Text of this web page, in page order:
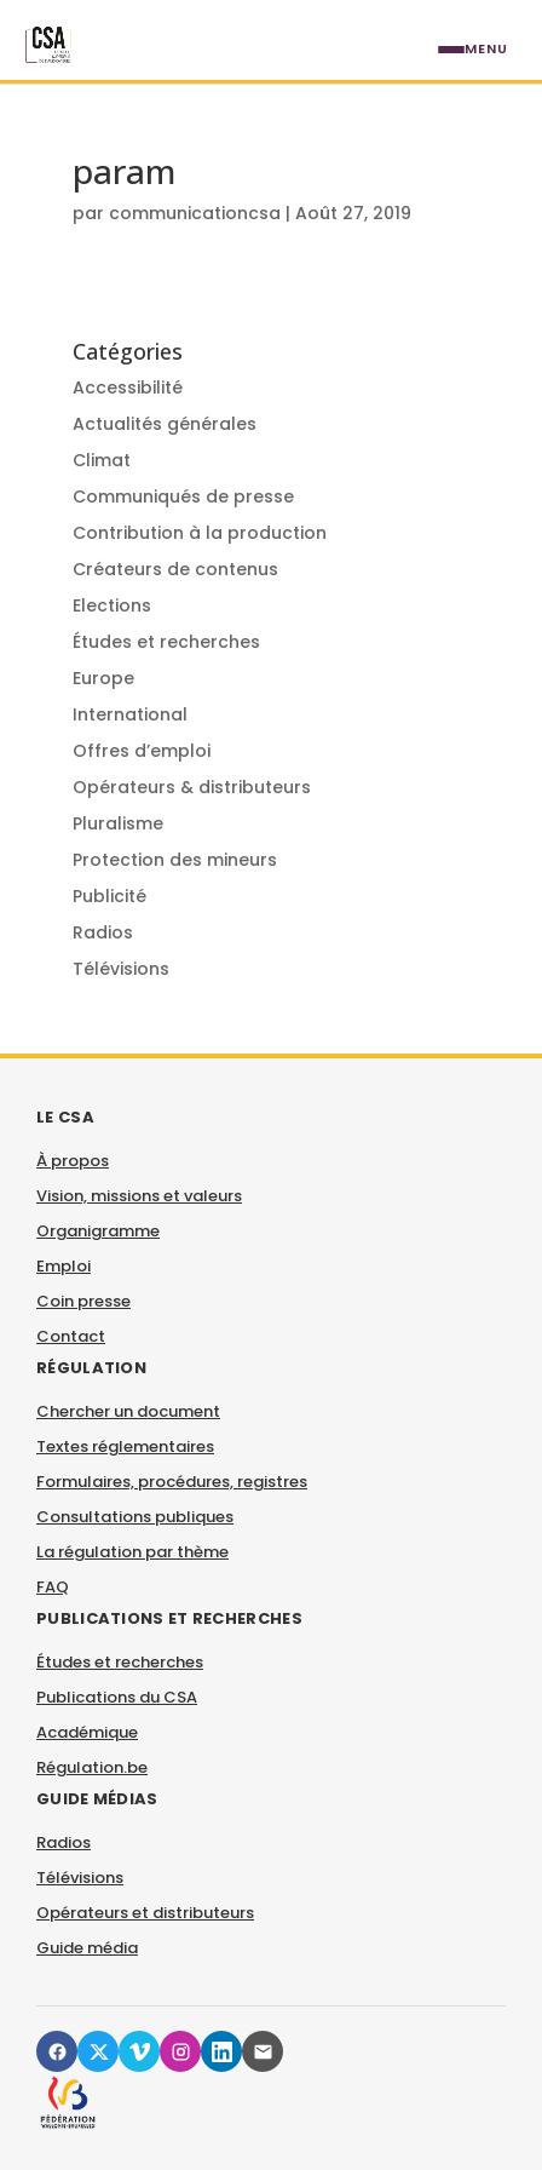
param
par communicationcsa | Août 27, 2019
Catégories
Accessibilité
Actualités générales
Climat
Communiqués de presse
Contribution à la production
Créateurs de contenus
Elections
Études et recherches
Europe
International
Offres d’emploi
Opérateurs & distributeurs
Pluralisme
Protection des mineurs
Publicité
Radios
Télévisions
LE CSA
À propos
Vision, missions et valeurs
Organigramme
Emploi
Coin presse
Contact
RÉGULATION
Chercher un document
Textes réglementaires
Formulaires, procédures, registres
Consultations publiques
La régulation par thème
FAQ
PUBLICATIONS ET RECHERCHES
Études et recherches
Publications du CSA
Académique
Régulation.be
GUIDE MÉDIAS
Radios
Télévisions
Opérateurs et distributeurs
Guide média
MENU